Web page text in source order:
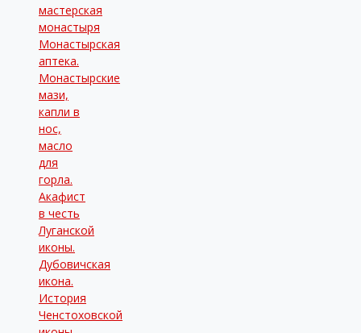
мастерская
монастыря
Монастырская
аптека.
Монастырские
мази,
капли в
нос,
масло
для
горла.
Акафист
в честь
Луганской
иконы.
Дубовичская
икона.
История
Ченстоховской